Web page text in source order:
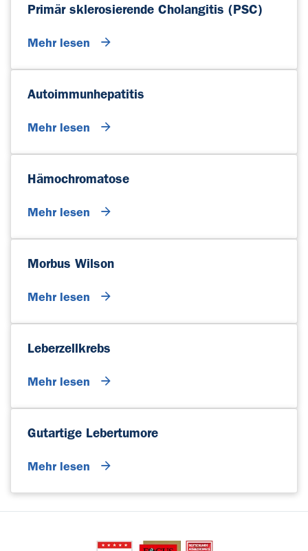
Primär sklerosierende Cholangitis (PSC)
Mehr lesen
Autoimmunhepatitis
Mehr lesen
Hämochromatose
Mehr lesen
Morbus Wilson
Mehr lesen
Leberzellkrebs
Mehr lesen
Gutartige Lebertumore
Mehr lesen